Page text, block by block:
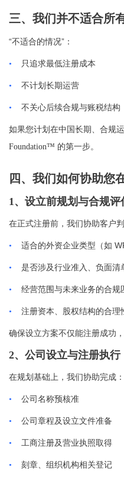
三、我们并不适合所
“不适合的情况” ：
• 只追求最低注册成本
• 不计划长期运营
• 不关心后续合规与账税结构
如果您计划在中国长期、合规
Foundation™ 的第一步。
四、我们如何协助您
1、 设立前规划与合规评
在正式注册前，我们协助客户判
• 适合的外资企业类型（如
• 是否涉及行业准入、负面清
• 经营范围与未来业务的合规
• 注册资本、股权结构的合理
确保设立方案不仅能注册成功
2、 公司设立与注册执行
在规划基础上，我们协助完成：
• 公司名称预核准
• 公司章程及设立文件准备
• 工商注册及营业执照取得
• 刻章、组织机构相关登记